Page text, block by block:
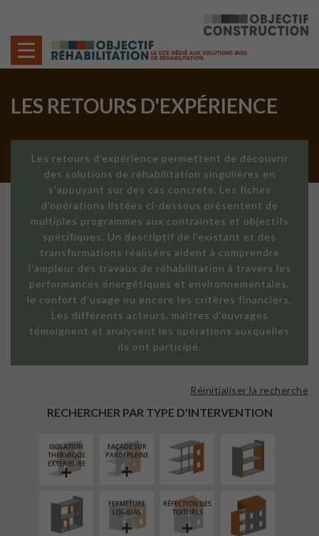
LES RETOURS D'EXPÉRIENCE
Les retours d'expérience permettent de découvrir
des solutions de réhabilitation singulières en
s'appuyant sur des cas concrets. Les fiches
d'opérations listées ci-dessous présentent de
multiples programmes aux contraintes et objectifs
spécifiques. Un descriptif de l'existant et des
transformations réalisées aident à comprendre
l'ampleur des travaux de réhabilitation à travers les
performances énergétiques et environnementales,
le confort d'usage ou encore les critères financiers.
Les différents acteurs, maîtres d'ouvrages
témoignent et analysent les opérations auxquelles
ils ont participé.
RECHERCHER PAR TYPE D'INTERVENTION
Réinitialiser la recherche
ISOLATION
THERMIQUE
EXTÉRIEURE
FAÇADE SUR
PAROI PLEINE
FAÇADE SUR
LINÉAIRE
ISOLATION
INTÉRIEURE
RÉAMÉNAGEMENT
INTÉRIEUR
FERMETURE
LOGGIAS
RÉFECTION DES
TOITURES
SURÉLÉVATION
EXTENSION